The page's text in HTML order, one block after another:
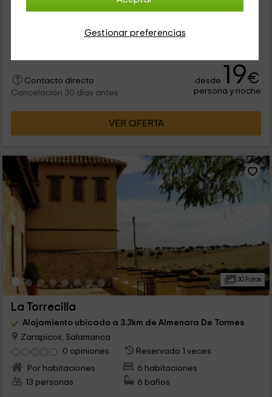
Gestionar preferencias
0 opiniones
Alquiler íntegro
2 habitaciones
Contacto directo
Cancelación 30 días antes
desde 19€
persona y noche
VER OFERTA
30 Fotos
La Torrecilla
Alojamiento ubicado a 3.3km de Almenara De Tormes
Zarapicos, Salamanca
0 opiniones
Reservado 1 veces
Por habitaciones
6 habitaciones
13 personas
6 baños